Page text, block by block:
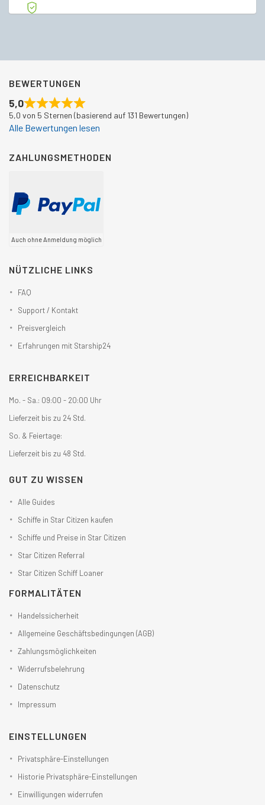
BEWERTUNGEN
5,0
5,0 von 5 Sternen (basierend auf 131 Bewertungen)
Alle Bewertungen lesen
ZAHLUNGSMETHODEN
Auch ohne Anmeldung möglich
NÜTZLICHE LINKS
FAQ
Support / Kontakt
Preisvergleich
Erfahrungen mit Starship24
ERREICHBARKEIT
Mo. - Sa.: 09:00 - 20:00 Uhr
Lieferzeit bis zu 24 Std.
So. & Feiertage:
Lieferzeit bis zu 48 Std.
GUT ZU WISSEN
Alle Guides
Schiffe in Star Citizen kaufen
Schiffe und Preise in Star Citizen
Star Citizen Referral
Star Citizen Schiff Loaner
FORMALITÄTEN
Handelssicherheit
Allgemeine Geschäftsbedingungen (AGB)
Zahlungsmöglichkeiten
Widerrufsbelehrung
Datenschutz
Impressum
EINSTELLUNGEN
Privatsphäre-Einstellungen
Historie Privatsphäre-Einstellungen
Einwilligungen widerrufen